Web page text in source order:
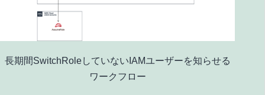
長期間SwitchRoleしていないIAMユーザーを知らせる
ワークフロー